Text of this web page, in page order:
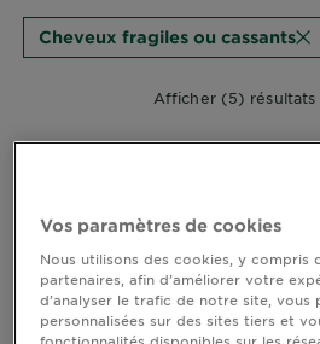
SERVICES
Explorer
Au coeur
Cheveux fragiles ou cassants
Afficher (5) résultats
Vos paramètres de cookies
Nous utilisons des cookies, y compris
partenaires, afin d’améliorer votre
d’analyser le trafic de notre site, vous
personnalisées sur des sites tiers et
fonctionnalités disponibles sur les